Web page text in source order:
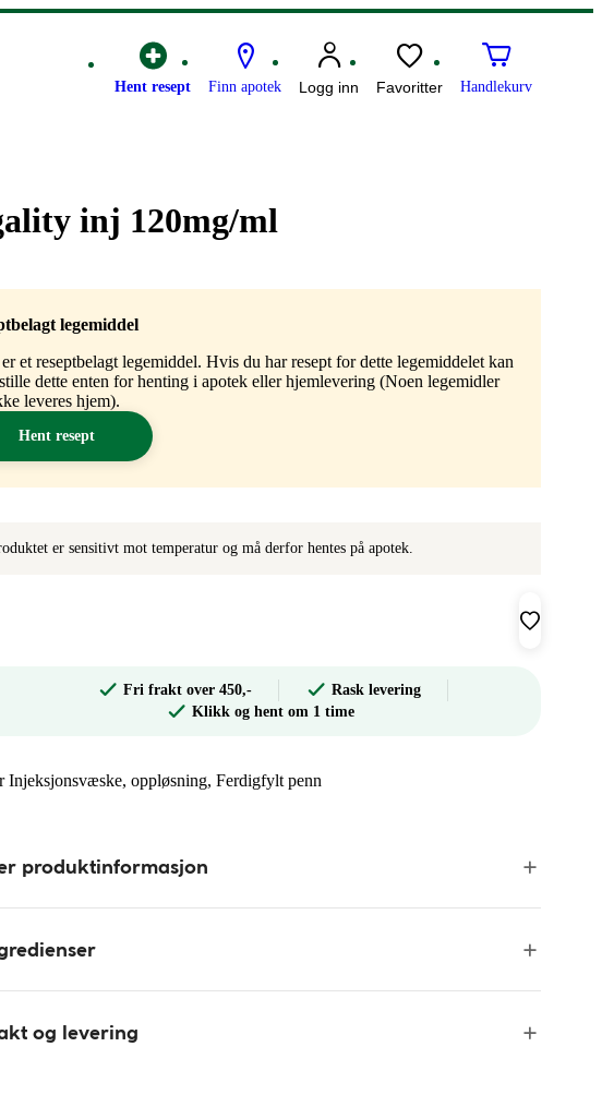
Hent resept Finn apotek Logg inn Favoritter Handlekurv
inj 120mg/ml
legemiddel
et reseptbelagt legemiddel. Hvis du har resept for dette legemiddelet kan
dette enten for henting i apotek eller hjemlevering (Noen legemidler
leveres hjem).
Hent resept
er sensitivt mot temperatur og må derfor hentes på apotek.
Fri frakt over 450,-
Rask levering
Klikk og hent om 1 time
Injeksjonsvæske, oppløsning, Ferdigfylt penn
produktinformasjon
og levering